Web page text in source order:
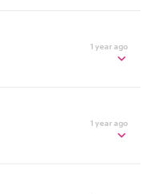
1 year ago
1 year ago